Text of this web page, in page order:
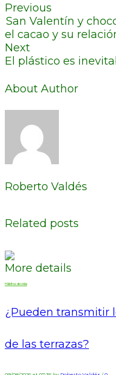
Previous
San Valentín y
el cacao y su
Next
El plástico es
About Author
Roberto Valdés
Related posts
More details
Hábitos de vida
¿Pueden transmitir
de las terrazas?